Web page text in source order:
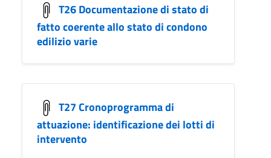
T26 Documentazione di stato di
fatto coerente allo stato di condono
edilizio varie
T27 Cronoprogramma di
attuazione: identificazione dei lotti di
intervento